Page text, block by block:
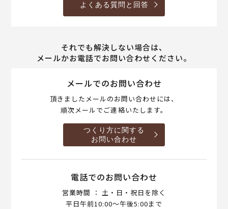
よくある質問と回答
それでも解決しない場合は、
メールかお電話でお問い合わせください。
メールでのお問い合わせ
頂きましたメールのお問い合わせには、
順次メールでご連絡いたします。
つくり方に関する
お問い合わせ
電話でのお問い合わせ
営業時間 ： 土・日・祝日を除く
平日午前10:00～午後5:00まで